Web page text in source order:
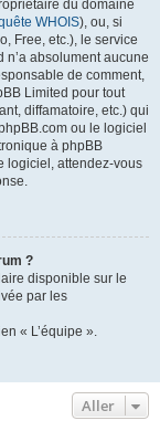
du domaine
WHOIS), ou, si
Free, etc.), le service
absolument aucune
de comment,
Limited pour tout
diffamatoire, etc.) qui
ou le logiciel
à phpBB
logiciel, attendez-vous
?
disponible sur le
par les
« L’équipe ».
Aller